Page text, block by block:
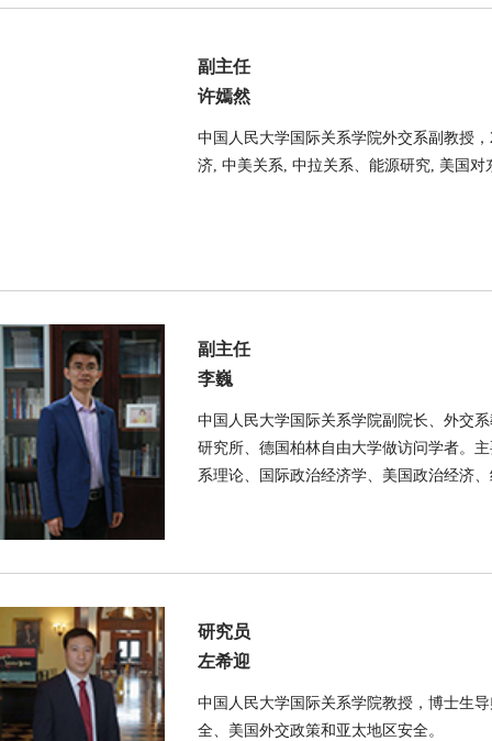
副主任
许嫣然
中国人民大学国际关系学院外交系副教授
济, 中美关系, 中拉关系、能源研究, 美国
副主任
李巍
中国人民大学国际关系学院副院长、外交
研究所、德国柏林自由大学做访问学者。
系理论、国际政治经济学、美国政治经济
研究员
左希迎
中国人民大学国际关系学院教授，博士生
全、美国外交政策和亚太地区安全。